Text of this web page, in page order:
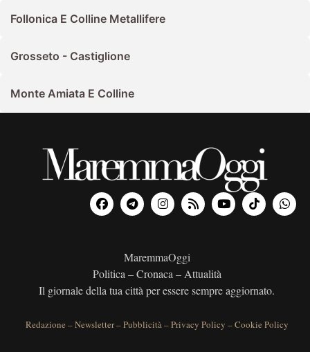
Follonica E Colline Metallifere
Grosseto - Castiglione
Monte Amiata E Colline
MaremmaOggi
Politica – Cronaca – Attualità
Il giornale della tua città per essere sempre aggiornato.
Redazione –Newsletter–Pubblicità–Privacy Policy –Cookie Policy